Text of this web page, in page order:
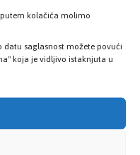
kolačića molimo
datu saglasnost možete povući
koja je vidljivo istaknjuta u